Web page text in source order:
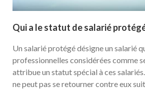
Qui a le statut de salarié
Un salarié protégé désigne un salarié
professionnelles considérées comme
attribue un statut spécial à ces
ne peut pas se retourner contre eux